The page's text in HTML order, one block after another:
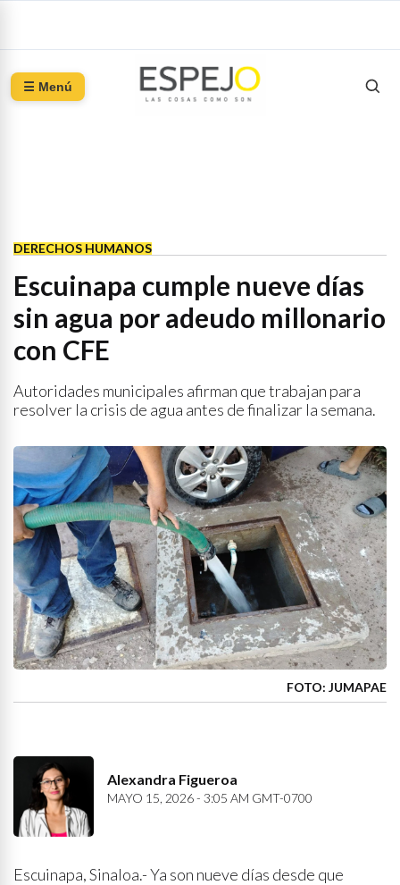
☰ Menú
DERECHOS HUMANOS
Escuinapa cumple nueve días
sin agua por adeudo millonario
con CFE
Autoridades municipales afirman que trabajan para
resolver la crisis de agua antes de finalizar la semana.
FOTO: JUMAPAE
Alexandra Figueroa
MAYO 15, 2026 - 3:05 AM GMT-0700
Escuinapa, Sinaloa.- Ya son nueve días desde que